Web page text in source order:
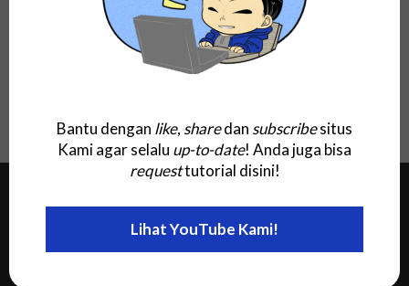
(2025) Offline Installer, Full Gratis
untuk Windows, Linux, MacOS, dan Android
Jaringan Kami
Bantu dengan like, sharedan subscribesitus
Kami agar selalu up-to-date! Anda juga bisa
requesttutorial disini!
Lihat YouTube Kami!